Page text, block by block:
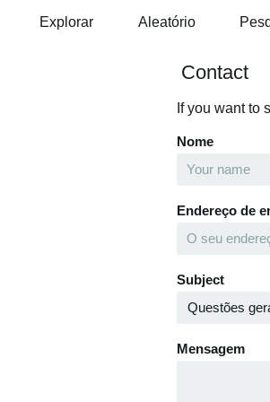
Explorar Aleatório
Contact
If you want to
Nome
Endereço de
Subject
Mensagem